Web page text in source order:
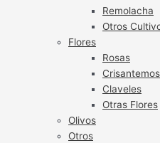
Remolacha
Otros
Flores
Rosas
Crisantemos
Claveles
Otras Flores
Olivos
Otros